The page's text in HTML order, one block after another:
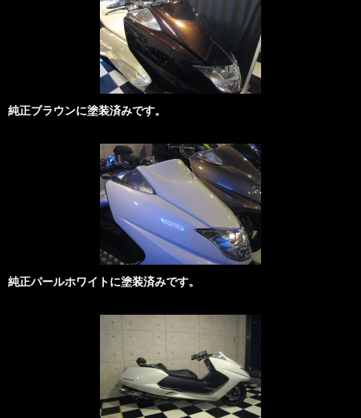
純正ブラウンに塗装済みです。
純正パールホワイトに塗装済みです。